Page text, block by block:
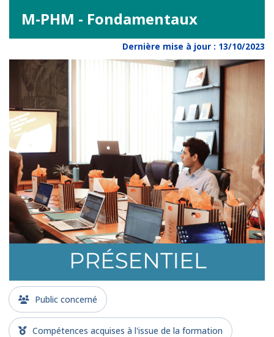
M-PHM - Fondamentaux
Dernière mise à jour : 13/10/2023
Public concerné
Compétences acquises à l'issue de la formation